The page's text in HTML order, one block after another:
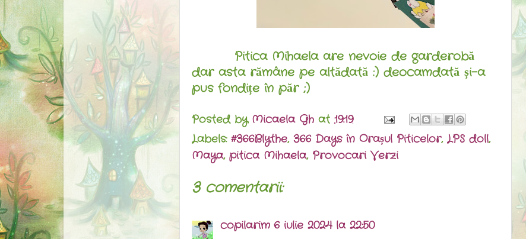
Pitica Mihaela are nevoie de garderobă
dar asta rămâne pe altădată :) deocamdată și-a
pus fondițe în păr ;)
Posted byMicaela Gh at 19:19
Labels: #366Blythe, 366 Days în Orașul Piticelor, LPS doll,
Maya, pitica Mihaela, Provocari Verzi
3 comentarii:
copilarim 6 iulie 2024 la 22:50